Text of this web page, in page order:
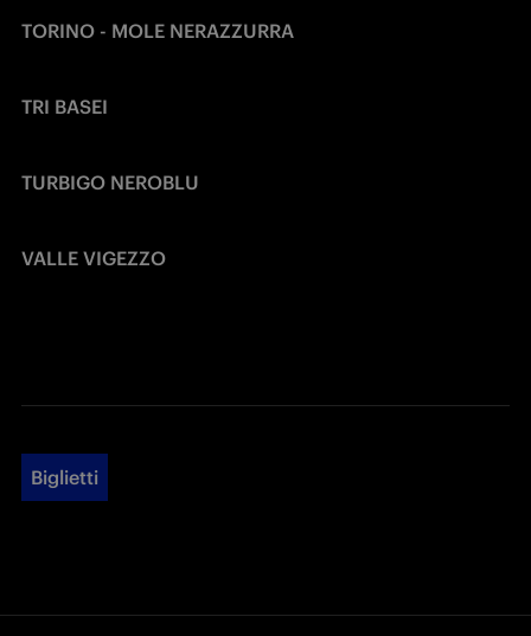
TORINO - MOLE NERAZZURRA
TRI BASEI
TURBIGO NEROBLU
VALLE VIGEZZO
Biglietti